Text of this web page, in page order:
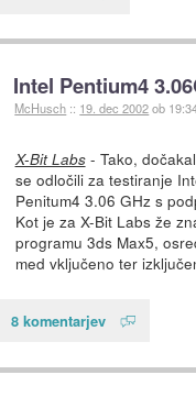
Intel Pentium4
McHusch :: 19. dec 2002ob
X-Bit Labs- Tako,
se odločili za testiranje
Penitum4 3.06 GHz s
Kot je za X-Bit Labs že
programu 3ds Max5,
med vključeno ter
8 komentarjev